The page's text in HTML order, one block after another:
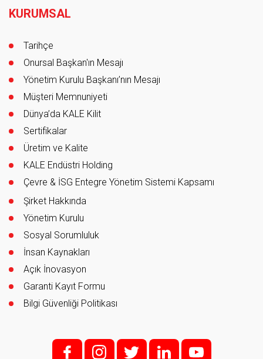
KURUMSAL
Tarihçe
Onursal Başkan'ın Mesajı
Yönetim Kurulu Başkanı’nın Mesajı
Müşteri Memnuniyeti
Dünya’da KALE Kilit
Sertifikalar
Üretim ve Kalite
KALE Endüstri Holding
Çevre & İSG Entegre Yönetim Sistemi Kapsamı
Şirket Hakkında
Yönetim Kurulu
Sosyal Sorumluluk
İnsan Kaynakları
Açık İnovasyon
Garanti Kayıt Formu
Bilgi Güvenliği Politikası
f; i; t l y